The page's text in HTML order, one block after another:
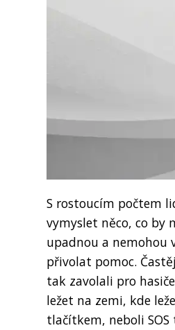
S rostoucím počtem
vymyslet něco, co by
upadnou a nemohou
přivolat pomoc.
tak zavolali pro
ležet na zemi, kde
tlačítkem, neboli